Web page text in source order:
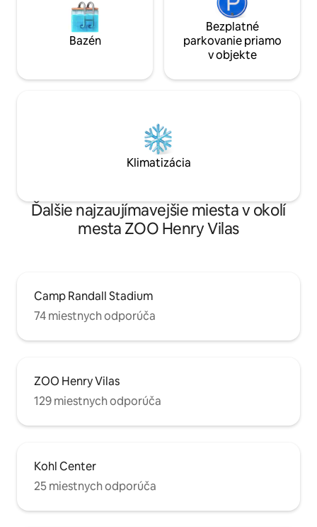
Bazén
Bezplatné
parkovanie priamo
v objekte
Klimatizácia
Ďalšie najzaujímavejšie miesta v okolí
mesta ZOO Henry Vilas
Camp Randall Stadium
74 miestnych odporúča
ZOO Henry Vilas
129 miestnych odporúča
Kohl Center
25 miestnych odporúča